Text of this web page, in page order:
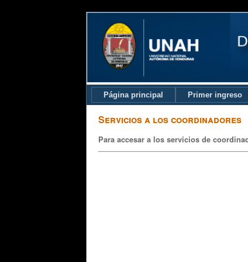
Página principal Primer ingreso
Servicios a los coordinadores
Para accesar a los servicios de